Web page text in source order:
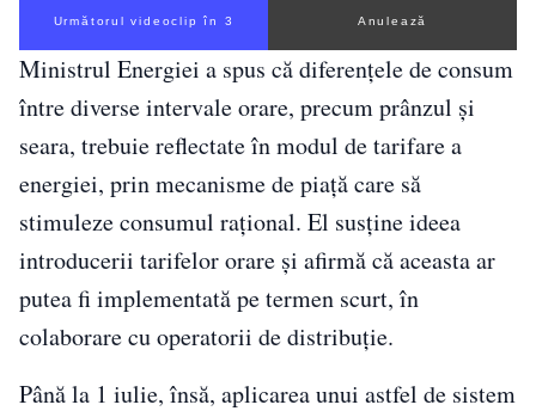
Următorul videoclip în 2 Anulează
Ministrul Energiei a spus că diferențele de consum
între diverse intervale orare, precum prânzul și
seara, trebuie reflectate în modul de tarifare a
energiei, prin mecanisme de piață care să
stimuleze consumul rațional. El susține ideea
introducerii tarifelor orare și afirmă că aceasta ar
putea fi implementată pe termen scurt, în
colaborare cu operatorii de distribuție.
Până la 1 iulie, însă, aplicarea unui astfel de sistem